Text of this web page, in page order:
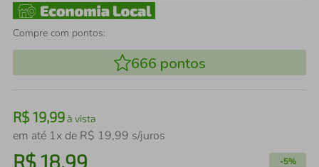
Compre com pontos:
666 pontos
R$ 19,99à vista
em até 1x de R$ 19,99 s/juros
R$18,99 -5%